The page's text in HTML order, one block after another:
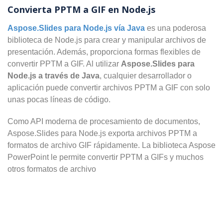
Convierta PPTM a GIF en Node.js
Aspose.Slides para Node.js vía Java es una poderosa
biblioteca de Node.js para crear y manipular archivos de
presentación. Además, proporciona formas flexibles de
convertir PPTM a GIF. Al utilizar Aspose.Slides para
Node.js a través de Java, cualquier desarrollador o
aplicación puede convertir archivos PPTM a GIF con solo
unas pocas líneas de código.
Como API moderna de procesamiento de documentos,
Aspose.Slides para Node.js exporta archivos PPTM a
formatos de archivo GIF rápidamente. La biblioteca Aspose
PowerPoint le permite convertir PPTM a GIFs y muchos
otros formatos de archivo